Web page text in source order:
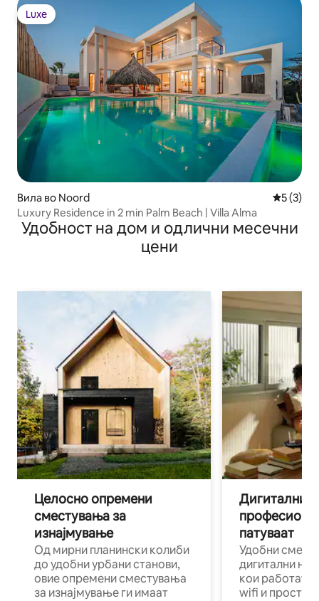
Luxe
Luxe
Вила во Noord
5 (3)
Luxury Residence in 2 min Palm Beach | Villa Alma
Удобност на дом и одлични месечни
цени
Целосно опремени
сместувања за
изнајмување
Од мирни планински колиби
до удобни урбани станови,
овие опремени сместувања
за изнајмување ги имаат
Дигитални
патуваат
Удобни
дигитални
кои работат
wifi и